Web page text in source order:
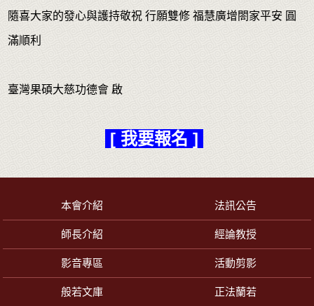
隨喜大家的發心與護持敬祝 行願雙修 福慧廣增閤家平安 圓
滿順利
臺灣果碩大慈功德會 啟
[ 我要報名 ]
本會介紹 法訊公告
師長介紹 經論教授
影音專區 活動剪影
般若文庫 正法蘭若